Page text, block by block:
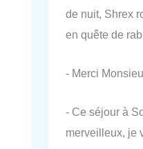
de nuit, Shrex
en quête de
- Merci
- Ce séjour à
merveilleux, je